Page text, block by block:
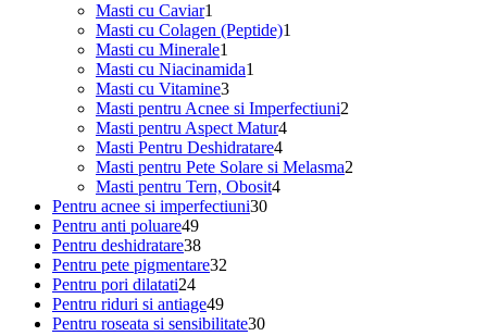
Masti cu Caviar1
produs
Masti cu Colagen (Peptide)1
Masti cu Minerale1
produs
Masti cu Niacinamida1
Masti cu Vitamine33
produse
Masti pentru Acnee si Imperfectiuni2
Masti pentru Aspect Matur44
Masti Pentru Deshidratare44
produse
Masti pentru Pete Solare si Melasma2
Masti pentru Tern, Obosit44
Pentru acnee si imperfectiuni3030
Pentru anti poluare4949
de
produse
Pentru deshidratare3838
de
Pentru pete pigmentare32
Pentru pori dilatati2424
de
produse
Pentru riduri si antiage4949
de
Pentru roseata si sensibilitate3030